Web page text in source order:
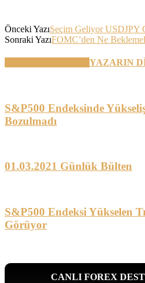
Önceki YazıSeçim Geliyor
Sonraki YazıFOMC’den Ne
YAZARIN
S&P500 Endeksinde
Bozulmadı
01.03.2021 Günlük Bülten
S&P500 Endeksi Yükselen
Görüyor
CANLI FOREX